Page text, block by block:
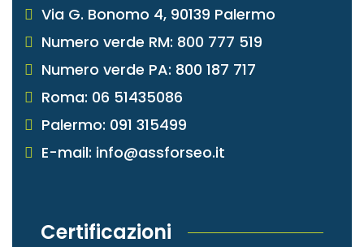
Via G. Bonomo 4, 90139 Palermo
Numero verde RM: 800 777 519
Numero verde PA: 800 187 717
Roma: 06 51435086
Palermo: 091 315499
E-mail: info@assforseo.it
Certificazioni